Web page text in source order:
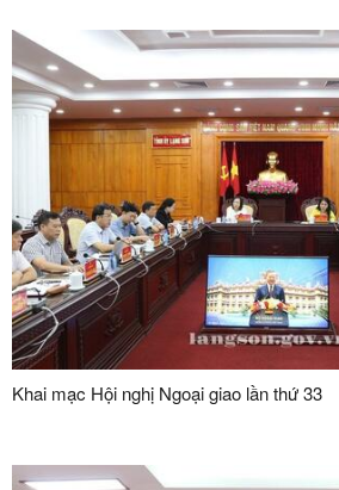
phục vụ giải phóng mặt bằng dự án Khu
Sơn
Khai mạc Hội nghị Ngoại giao lần thứ 33